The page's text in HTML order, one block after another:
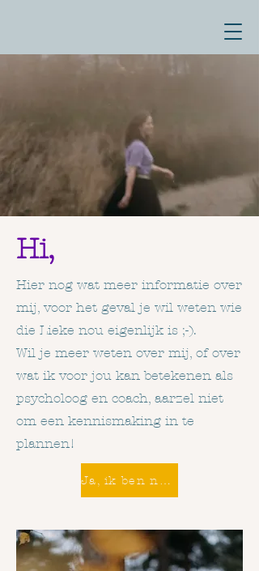
Hi,
Hier nog wat meer informatie over
mij, voor het geval je wil weten wie
die Lieke nou eigenlijk is ;-).
Wil je meer weten over mij, of over
wat ik voor jou kan betekenen als
psycholoog en coach, aarzel niet
om een kennismaking in te
plannen!​
Ja, ik ben nieuwsgierig!